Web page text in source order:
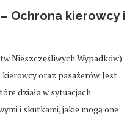
Ochrona kierowcy i
Nieszczęśliwych Wypadków)
oraz pasażerów. Jest
działa w sytuacjach
i skutkami, jakie mogą one